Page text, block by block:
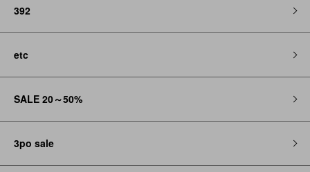
392
etc
SALE 20～50%
3po sale